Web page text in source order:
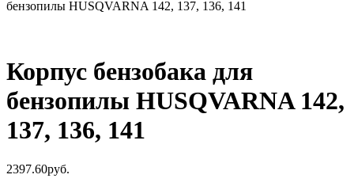
бензопилы HUSQVARNA 142, 137, 136, 141
Корпус бензобака для
бензопилы HUSQVARNA 142,
137, 136, 141
2397.60руб.